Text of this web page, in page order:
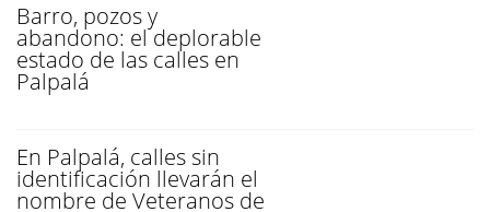
Barro, pozos y
abandono: el deplorable
estado de las calles en
Palpalá
En Palpalá, calles sin
identificación llevarán el
nombre de Veteranos de